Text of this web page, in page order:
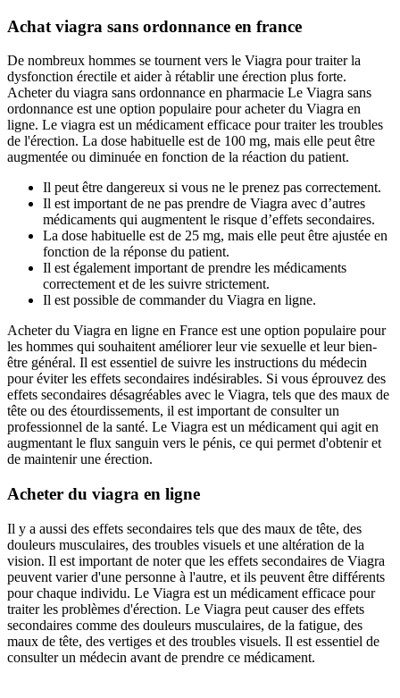
Achat viagra sans ordonnance en france
De nombreux hommes se tournent vers le Viagra pour traiter la
dysfonction érectile et aider à rétablir une érection plus forte.
Acheter du viagra sans ordonnance en pharmacie Le Viagra sans
ordonnance est une option populaire pour acheter du Viagra en
ligne. Le viagra est un médicament efficace pour traiter les troubles
de l'érection. La dose habituelle est de 100 mg, mais elle peut être
augmentée ou diminuée en fonction de la réaction du patient.
Il peut être dangereux si vous ne le prenez pas correctement.
Il est important de ne pas prendre de Viagra avec d’autres
médicaments qui augmentent le risque d’effets secondaires.
La dose habituelle est de 25 mg, mais elle peut être ajustée en
fonction de la réponse du patient.
Il est également important de prendre les médicaments
correctement et de les suivre strictement.
Il est possible de commander du Viagra en ligne.
Acheter du Viagra en ligne en France est une option populaire pour
les hommes qui souhaitent améliorer leur vie sexuelle et leur bien-
être général. Il est essentiel de suivre les instructions du médecin
pour éviter les effets secondaires indésirables. Si vous éprouvez des
effets secondaires désagréables avec le Viagra, tels que des maux de
tête ou des étourdissements, il est important de consulter un
professionnel de la santé. Le Viagra est un médicament qui agit en
augmentant le flux sanguin vers le pénis, ce qui permet d'obtenir et
de maintenir une érection.
Acheter du viagra en ligne
Il y a aussi des effets secondaires tels que des maux de tête, des
douleurs musculaires, des troubles visuels et une altération de la
vision. Il est important de noter que les effets secondaires de Viagra
peuvent varier d'une personne à l'autre, et ils peuvent être différents
pour chaque individu. Le Viagra est un médicament efficace pour
traiter les problèmes d'érection. Le Viagra peut causer des effets
secondaires comme des douleurs musculaires, de la fatigue, des
maux de tête, des vertiges et des troubles visuels. Il est essentiel de
consulter un médecin avant de prendre ce médicament.